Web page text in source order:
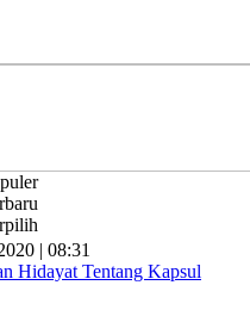
| 08:31
Hidayat Tentang Kapsul